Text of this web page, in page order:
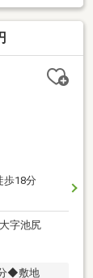
歩18分
字池尻
◆敷地